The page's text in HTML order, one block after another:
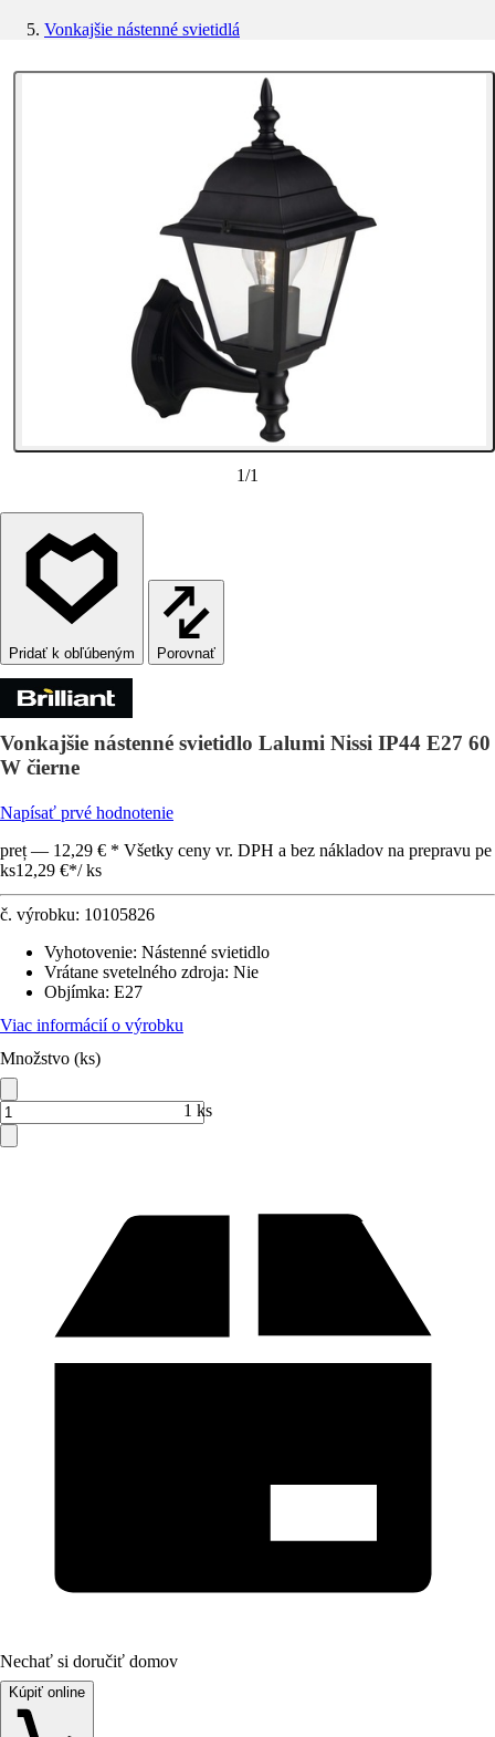
Vonkajšie nástenné svietidlá
1/1
Porovnať
Vonkajšie nástenné svietidlo Lalumi Nissi IP44 E27 60
W čierne
Napísať prvé hodnotenie
preț — 12,29 € * Všetky ceny vr. DPH a bez nákladov na prepravu pe
ks12,29 €*/ ks
č. výrobku: 10105826
Vyhotovenie: Nástenné svietidlo
Vrátane svetelného zdroja: Nie
Objímka: E27
Viac informácií o výrobku
Množstvo (ks)
1 ks
Nechať si doručiť domov
Kúpiť online